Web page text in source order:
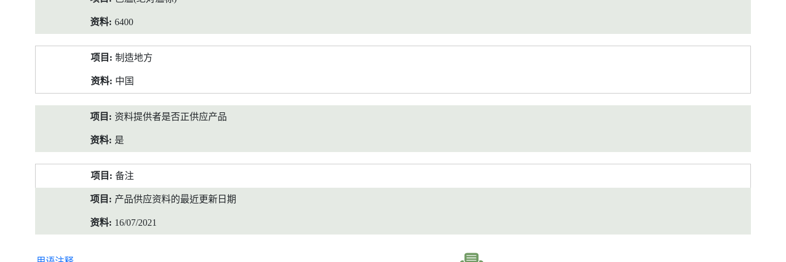
6400
制造地方
中国
资料提供者是否正供应产品
是
备注
产品供应资料的最近更新日期
16/07/2021